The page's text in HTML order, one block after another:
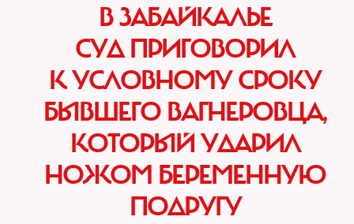
В ЗАБАЙКАЛЬЕ
СУД ПРИГОВОРИЛ
К УСЛОВНОМУ СРОКУ
БЫВШЕГО ВАГНЕРОВЦА,
КОТОРЫЙ УДАРИЛ
НОЖОМ БЕРЕМЕННУЮ
ПОДРУГУ